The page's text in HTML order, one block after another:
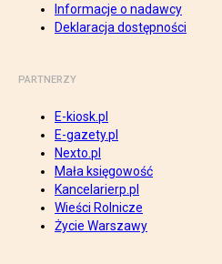
Informacje o nadawcy
Deklaracja dostępności
PARTNERZY
E-kiosk.pl
E-gazety.pl
Nexto.pl
Mała księgowość
Kancelarierp.pl
Wieści Rolnicze
Życie Warszawy